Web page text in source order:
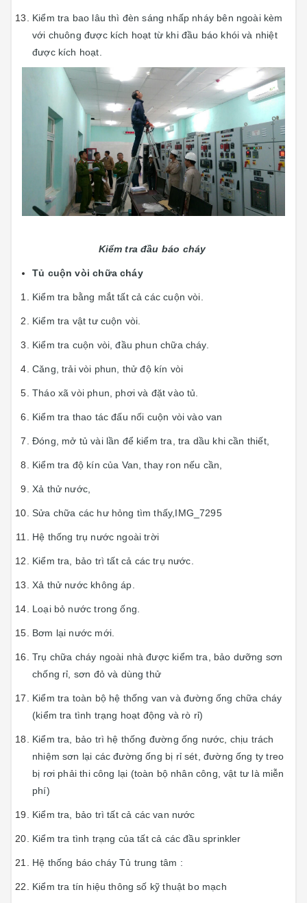
Kiểm tra bao lâu thì đèn sáng nhấp nháy bên ngoài kèm
với chuông được kích hoạt từ khi đầu báo khói và nhiệt
được kích hoạt.
Kiểm tra đầu báo cháy
Tủ cuộn vòi chữa cháy
Kiểm tra bằng mắt tất cả các cuộn vòi.
Kiểm tra vật tư cuộn vòi.
Kiểm tra cuộn vòi, đầu phun chữa cháy.
Căng, trải vòi phun, thử độ kín vòi
Tháo xã vòi phun, phơi và đặt vào tủ.
Kiểm tra thao tác đấu nối cuộn vòi vào van
Đóng, mở tủ vài lần để kiểm tra, tra dầu khi cần thiết,
Kiểm tra độ kín của Van, thay ron nếu cần,
Xả thử nước,
Sửa chữa các hư hỏng tìm thấy,IMG_7295
Hệ thống trụ nước ngoài trời
Kiểm tra, bảo trì tất cả các trụ nước.
Xả thử nước không áp.
Loại bỏ nước trong ống.
Bơm lại nước mới.
Trụ chữa cháy ngoài nhà được kiểm tra, bảo dưỡng sơn
chống rỉ, sơn đỏ và dùng thử
Kiểm tra toàn bộ hệ thống van và đường ống chữa cháy
(kiểm tra tình trạng hoạt động và rò rỉ)
Kiểm tra, bảo trì hệ thống đường ống nước, chịu trách
nhiệm sơn lại các đường ống bị rỉ sét, đường ống ty treo
bị rơi phải thi công lại (toàn bộ nhân công, vật tư là miễn
phí)
Kiểm tra, bảo trì tất cả các van nước
Kiểm tra tình trạng của tất cả các đầu sprinkler
Hệ thống báo cháy Tủ trung tâm :
Kiểm tra tín hiệu thông số kỹ thuật bo mạch